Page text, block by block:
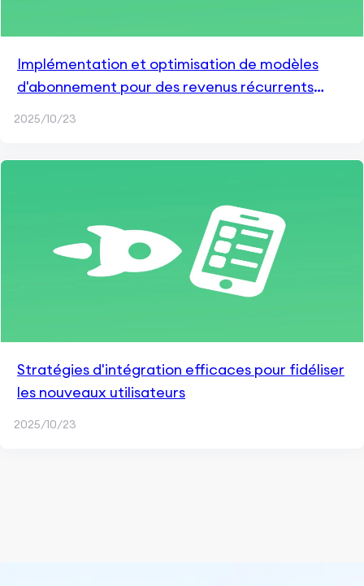
Implémentation et optimisation de modèles
d'abonnement pour des revenus récurrents
2025/10/23
Stratégies d'intégration efficaces pour fidéliser
les nouveaux utilisateurs
2025/10/23